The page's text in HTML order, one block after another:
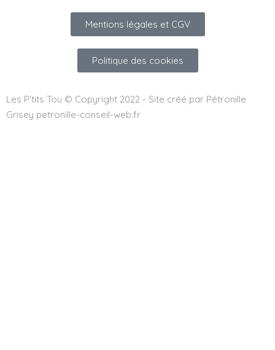
Mentions légales et CGV
Politique des cookies
Les P'tits Tou © Copyright 2022 - Site créé par Pétronille
Grisey petronille-conseil-web.fr